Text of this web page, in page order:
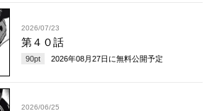
2026/07/23
第４０話
90pt 2026年08月27日 に無料公開予定
2026/06/25